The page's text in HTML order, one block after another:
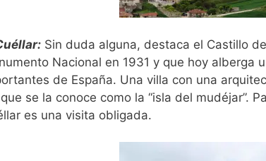
Sin duda alguna, destaca el Castillo
Nacional en 1931 y que hoy alberga
de España. Una villa con una
se la conoce como la “isla del mudéjar”.
es una visita obligada.